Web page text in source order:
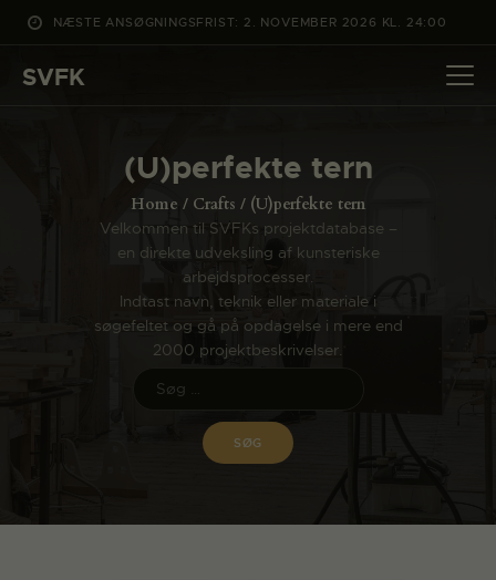
NÆSTE ANSØGNINGSFRIST: 2. NOVEMBER 2026 KL. 24:00
SVFK
(U)perfekte tern
Home Crafts (U)perfekte tern
Velkommen til SVFKs projektdatabase –
en direkte udveksling af kunsteriske
arbejdsprocesser.
Indtast navn, teknik eller materiale i
søgefeltet og gå på opdagelse i mere end
2000 projektbeskrivelser.
DET SKER
PROJEKTER
CHANNEL
ANSØG
OM SVFK
ENGLISH